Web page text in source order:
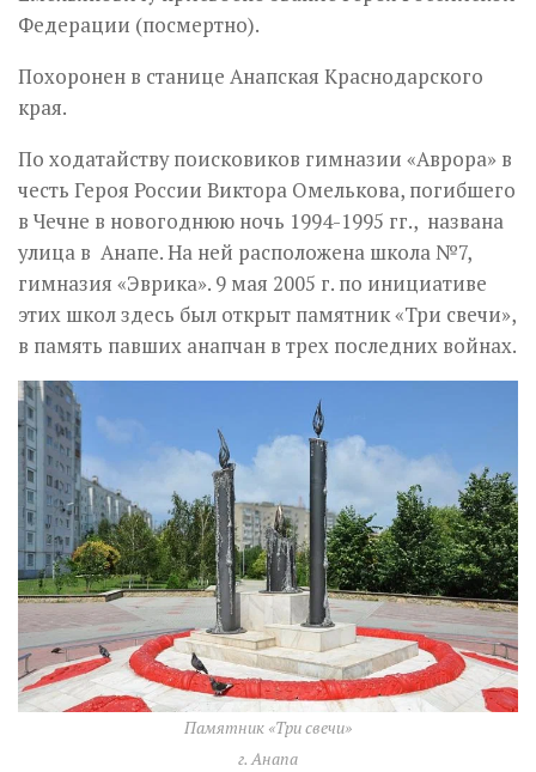
Федерации (посмертно).
Похоронен в станице Анапская Краснодарского
края.
По ходатайству поисковиков гимназии «Аврора» в
честь Героя России Виктора Омелькова, погибшего
в Чечне в новогоднюю ночь 1994-1995 гг., названа
улица в Анапе. На ней расположена школа №7,
гимназия «Эврика». 9 мая 2005 г. по инициативе
этих школ здесь был открыт памятник «Три свечи»,
в память павших анапчан в трех последних войнах.
Памятник «Три свечи»
г. Анапа